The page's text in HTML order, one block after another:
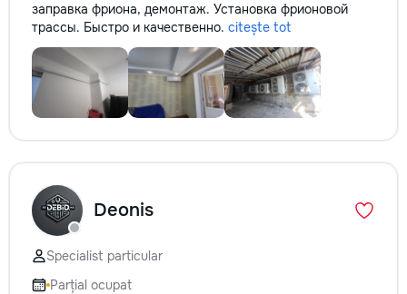
заправка фриона, демонтаж. Установка фрионовой
трассы. Быстро и качественно. citește tot
Deonis
Specialist particular
Parțial ocupat